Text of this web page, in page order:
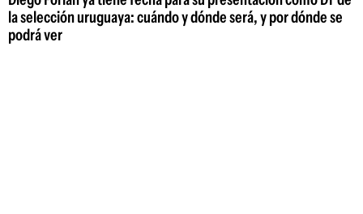
la selección uruguaya: cuándo y dónde será, y por dónde se
podrá ver